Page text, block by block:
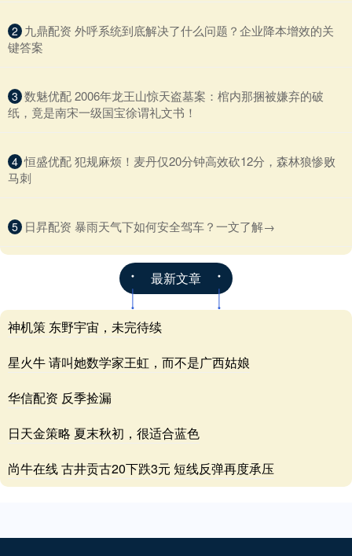
2 ​九鼎配资 外呼系统到底解决了什么问题？企业降本增效的关
键答案
3 ​数魅优配 2006年龙王山惊天盗墓案：棺内那捆被嫌弃的破
纸，竟是南宋一级国宝徐谓礼文书！
4 ​恒盛优配 犯规麻烦！麦丹仅20分钟高效砍12分，森林狼惨败
马刺
5 ​日昇配资 暴雨天气下如何安全驾车？一文了解→
最新文章
神机策 东野宇宙，未完待续
星火牛 请叫她数学家王虹，而不是广西姑娘
华信配资 反季捡漏
日天金策略 夏末秋初，很适合蓝色
尚牛在线 古井贡古20下跌3元 短线反弹再度承压